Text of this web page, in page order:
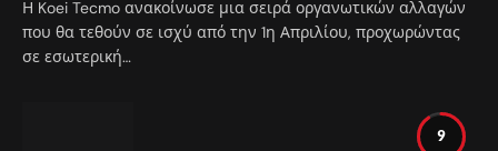
Η Koei Tecmo ανακοίνωσε μια σειρά οργανωτικών αλλαγών
που θα τεθούν σε ισχύ από την 1η Απριλίου, προχωρώντας
σε εσωτερική…
9